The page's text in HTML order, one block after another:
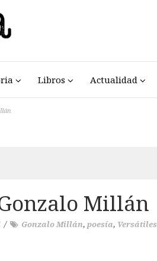
Libros Actualidad
Millán
/ Gonzalo Millán, poesía, Versátiles